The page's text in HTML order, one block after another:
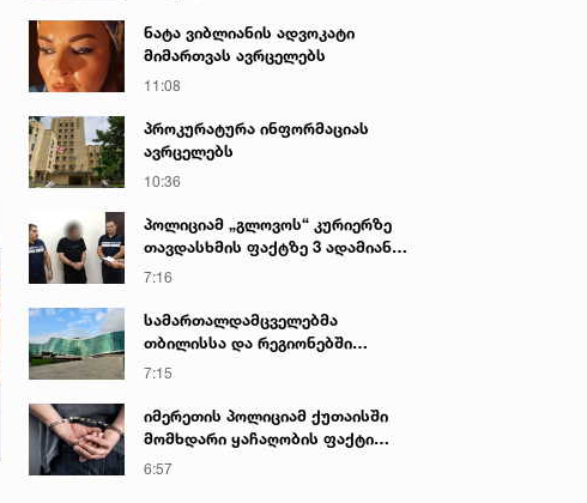
27 იან. 2023 • 18:55
ნატა ვიბლიანის ადვოკატი
მიმართვას ავრცელებს
11:08
პროკურატურა ინფორმაციას
ავრცელებს
10:36
პოლიციამ „გლოვოს“ კურიერზე
თავდასხმის ფაქტზე 3 ადამიანი
დააკავა
7:16
სამართალდამცველებმა
თბილისსა და რეგიონებში
უკანონო ცეცხლსასროლი
ამოიღეს
7:15
იმერეთის პოლიციამ ქუთაისში
მომხდარი ყაჩაღობის ფაქტი
გახსნა - დაკავებულია ერთი პირი
6:57